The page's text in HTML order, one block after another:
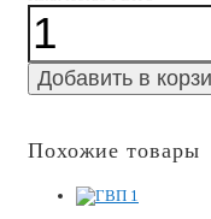
Добавить в
Похожие товары